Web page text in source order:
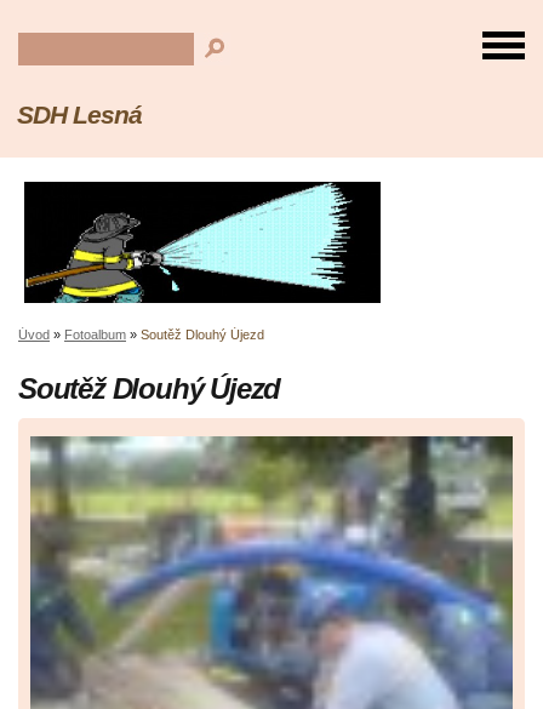
SDH Lesná
Úvod » Fotoalbum » Soutěž Dlouhý Újezd
Soutěž Dlouhý Újezd